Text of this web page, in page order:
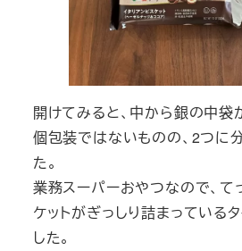
開けてみると、中から銀の中袋
個包装ではないものの、2つに
た。
業務スーパーおやつなので、て
ケットがぎっしり詰まっている
した。